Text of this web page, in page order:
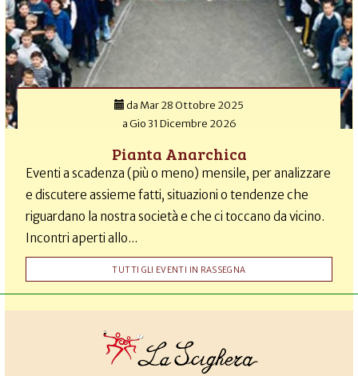
da Mar 28 Ottobre 2025
aGio 31 Dicembre 2026
Pianta Anarchica
Eventi a scadenza (più o meno) mensile, per analizzare
e discutere assieme fatti, situazioni o tendenze che
riguardano la nostra società e che ci toccano da vicino.
Incontri aperti allo...
TUTTI GLI EVENTI IN RASSEGNA